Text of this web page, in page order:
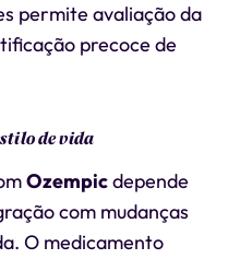
permite avaliação da
precoce de
de vida
Ozempicdepende
com mudanças
O medicamento